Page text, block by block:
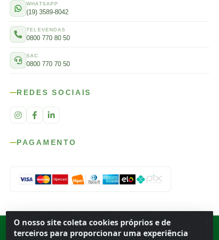
O nosso site coleta cookies próprios e de
terceiros para proporcionar uma experiência
WHATSAPP
(19) 3589-8042
TELEVENDAS
0800 770 80 50
SAC
0800 770 70 50
REDES SOCIAIS
PAGAMENTO
Rod. SP-215, s/n, km 98 — Área Rural Porto Ferreira ·BR
· CEP
· CNPJ 56.679.863/0001-91